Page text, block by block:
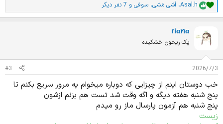
ا
م
ت
ت
:
Asal.h، اَشی مَشی، سوفی و 7 نفر دیگر
riαꪀα
یک ریحون خشکیده
2026/7/3
#3
خب دوستان اینم از چیزایی که دوباره میخوام یه مرور سریع بکنم تا
پنج شنبه هفته دیگه و اگه وقت شد تست هم بزنم ازشون
پنج شنبه هم آزمون پارسال ماز رو میدم
زیست